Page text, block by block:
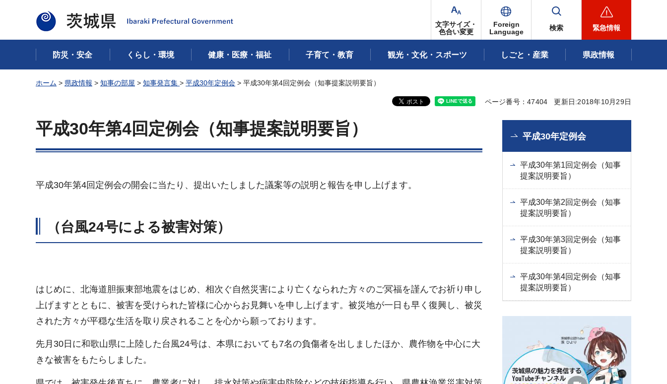
茨城県
文字サイズ・
色合い変更
Foreign
Language
検索 緊急情報
防災・安全 くらし・環境 健康・医療・福祉 子育て・教育 観光・文化・スポーツ しごと・産業 県政情報
ホーム > 県政情報 > 知事の部屋 > 知事発言集 > 平成30年定例会 > 平成30年第4回定例会（知事提案説明要旨）
ページ番号：47404 更新日:2018年10月29日
平成30年第4回定例会（知事提案説明要旨）
平成30年第4回定例会の開会に当たり、提出いたしました議案等の説明と報告を申し上げます。
（台風24号による被害対策）
はじめに、北海道胆振東部地震をはじめ、相次ぐ自然災害により亡くなられた方々のご冥福を謹んでお祈り申し
上げますとともに、被害を受けられた皆様に心からお見舞いを申し上げます。被災地が一日も早く復興し、被災
された方々が平穏な生活を取り戻されることを心から願っております。
先月30日に和歌山県に上陸した台風24号は、本県においても7名の負傷者を出しましたほか、農作物を中心に大
きな被害をもたらしました。
平成30年定例会
平成30年第1回定例会（知事
提案説明要旨）
平成30年第2回定例会（知事
提案説明要旨）
平成30年第3回定例会（知事
提案説明要旨）
平成30年第4回定例会（知事
提案説明要旨）